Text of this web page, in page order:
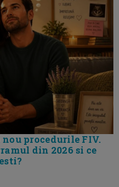
procedurile FIV.
din 2026 si ce